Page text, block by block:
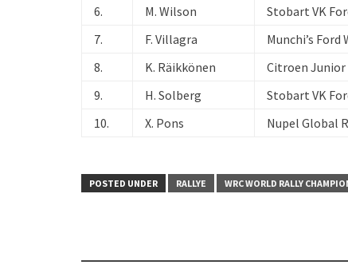
6.
M. Wilson Stobart VK
7.
F. Villagra Munchi’s Ford
8.
K. Räikkönen Citroen Junior
9.
H. Solberg Stobart VK
10.
X. Pons Nupel Global
POSTED UNDER RALLYE WRC WORLD RALLY